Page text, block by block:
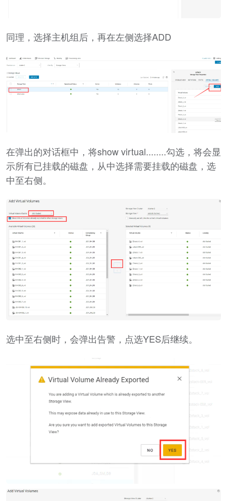
同理，选择主机组后，再在左侧选择ADD
在弹出的对话框中，将show virtual........勾选，将会显
示所有已挂载的磁盘，从中选择需要挂载的磁盘，选
中至右侧。
选中至右侧时，会弹出告警，点选YES后继续。